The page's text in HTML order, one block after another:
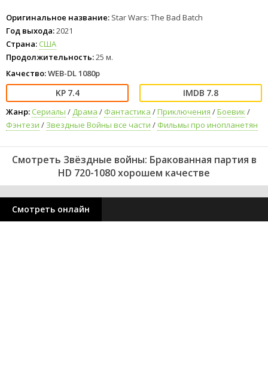
Оригинальное название: Star Wars: The Bad Batch
Год выхода:2021
Страна: США
Продолжительность:25 м.
Качество:WEB-DL 1080p
7.4 7.8
Жанр: Сериалы / Драма / Фантастика /Приключения /Боевик /
Фэнтези / Звездные Войны все части / Фильмы про инопланетян
Смотреть Звёздные войны: Бракованная партия в
HD 720-1080 хорошем качестве
Смотреть онлайн